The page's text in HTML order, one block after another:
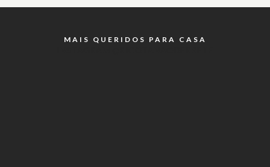
MAIS QUERIDOS PARA CASA